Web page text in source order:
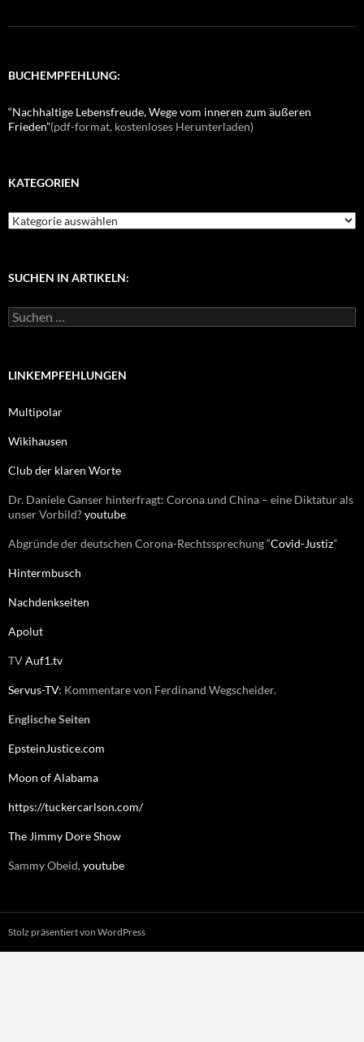
BUCHEMPFEHLUNG:
“Nachhaltige Lebensfreude, Wege vom inneren zum äußeren
Frieden”(pdf-format, kostenloses Herunterladen)
KATEGORIEN
K
g
r
SUCHEN IN ARTIKELN:
S
u
e
a
h
LINKEMPFEHLUNGEN
Multipolar
Wikihausen
Club der klaren Worte
Dr. Daniele Ganser hinterfragt: Corona und China – eine Diktatur als
unser Vorbild?youtube
Abgründe der deutschen Corona-Rechtssprechung “Covid-Justiz”
Hintermbusch
Nachdenkseiten
Apolut
TVAuf1.tv
Servus-TV: Kommentare von Ferdinand Wegscheider.
Englische Seiten
EpsteinJustice.com
Moon of Alabama
https://tuckercarlson.com/
The Jimmy Dore Show
Sammy Obeid,youtube
Stolz präsentiert von WordPress